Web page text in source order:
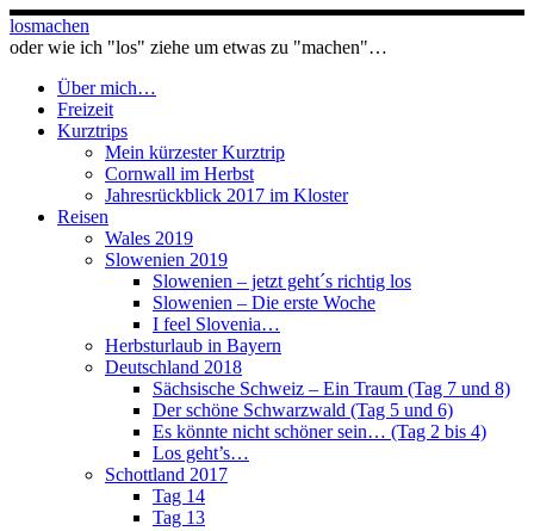
Zum
Inhalt
losmachen
oder wie ich "los" ziehe um etwas zu "machen"…
Über mich…
Freizeit
Kurztrips
Mein kürzester Kurztrip
Cornwall im Herbst
Jahresrückblick 2017 im Kloster
Reisen
Wales 2019
Slowenien 2019
Slowenien – jetzt geht´s richtig los
Slowenien – Die erste Woche
I feel Slovenia…
Herbsturlaub in Bayern
Deutschland 2018
Sächsische Schweiz – Ein Traum (Tag 7 und 8)
Der schöne Schwarzwald (Tag 5 und 6)
Es könnte nicht schöner sein… (Tag 2 bis 4)
Los geht’s…
Schottland 2017
Tag 14
Tag 13